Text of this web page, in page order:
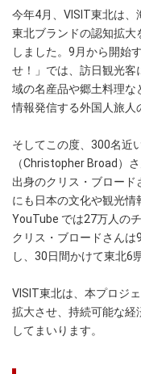
今年4月、VISIT東北は、
東北ブランドの認知拡大
しました。9月から開始
せ！」では、訪日観光客
域の名産品や郷土料理な
情報発信する外国人旅人
そしてこの度、300名近
（Christopher Broad）
出身のクリス・ブロー
にも日本の文化や観光
YouTube では27万人の
クリス・ブロードさんは
し、30日間かけて東北6
VISIT東北は、本プロジ
拡大させ、持続可能な
してまいります。